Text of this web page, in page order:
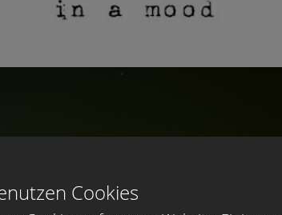
Keiner
Cookies